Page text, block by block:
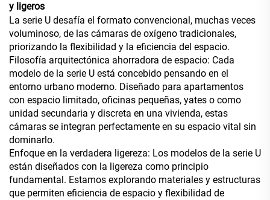
y ligeros
La serie U desafía el formato convencional, muchas veces
voluminoso, de las cámaras de oxígeno tradicionales,
priorizando la flexibilidad y la eficiencia del espacio.
Filosofía arquitectónica ahorradora de espacio: Cada
modelo de la serie U está concebido pensando en el
entorno urbano moderno. Diseñado para apartamentos
con espacio limitado, oficinas pequeñas, yates o como
unidad secundaria y discreta en una vivienda, estas
cámaras se integran perfectamente en su espacio vital sin
dominarlo.
Enfoque en la verdadera ligereza: Los modelos de la serie U
están diseñados con la ligereza como principio
fundamental. Estamos explorando materiales y estructuras
que permiten eficiencia de espacio y flexibilidad de